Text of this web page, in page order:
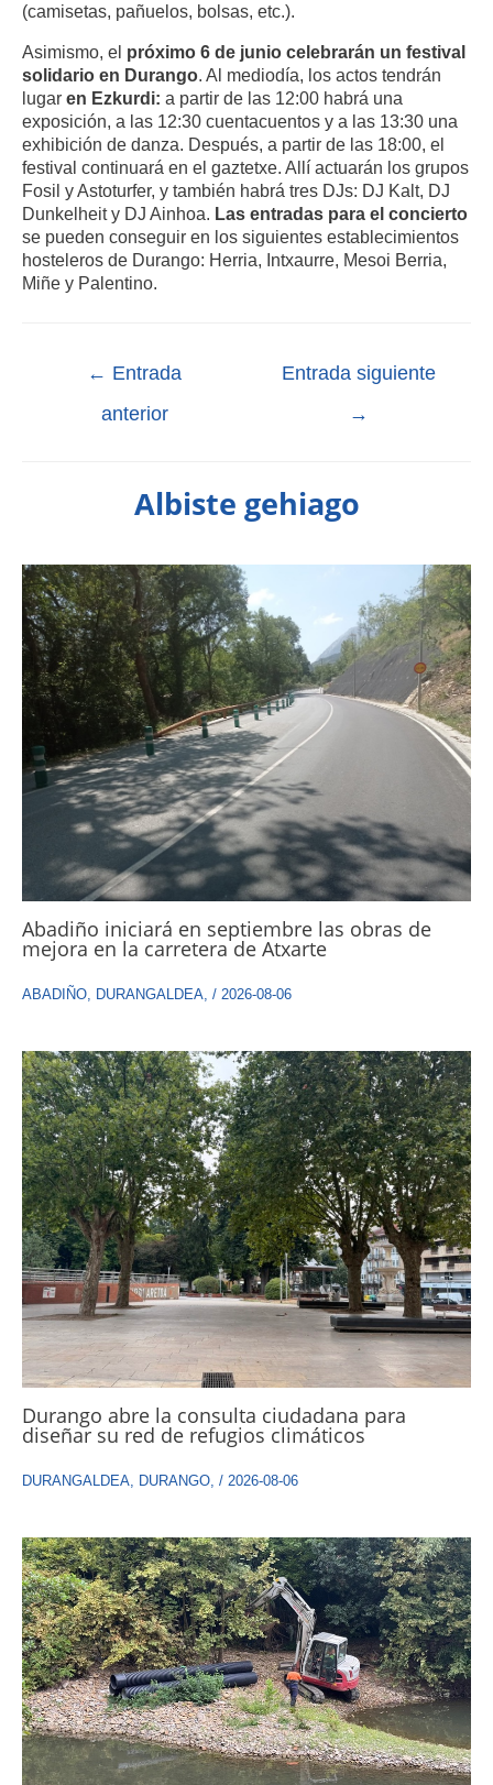
(camisetas, pañuelos, bolsas, etc.).
Asimismo, el próximo 6 de junio celebrarán un festival
solidario en Durango. Al mediodía, los actos tendrán
lugar en Ezkurdi: a partir de las 12:00 habrá una
exposición, a las 12:30 cuentacuentos y a las 13:30 una
exhibición de danza. Después, a partir de las 18:00, el
festival continuará en el gaztetxe. Allí actuarán los grupos
Fosil y Astoturfer, y también habrá tres DJs: DJ Kalt, DJ
Dunkelheit y DJ Ainhoa. Las entradas para el concierto
se pueden conseguir en los siguientes establecimientos
hosteleros de Durango: Herria, Intxaurre, Mesoi Berria,
Miñe y Palentino.
← Entrada
anterior
Entrada siguiente
→
Albiste gehiago
Abadiño iniciará en septiembre las obras de
mejora en la carretera de Atxarte
ABADIÑO, DURANGALDEA, / 2026-08-06
Durango abre la consulta ciudadana para
diseñar su red de refugios climáticos
DURANGALDEA, DURANGO, / 2026-08-06